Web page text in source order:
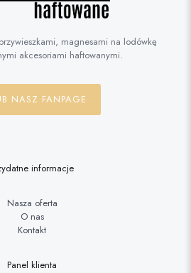
magnesami na lodówkę
akcesoriami haftowanymi.
NASZ FANPAGE
informacje
Nasza oferta
O nas
Kontakt
Panel klienta